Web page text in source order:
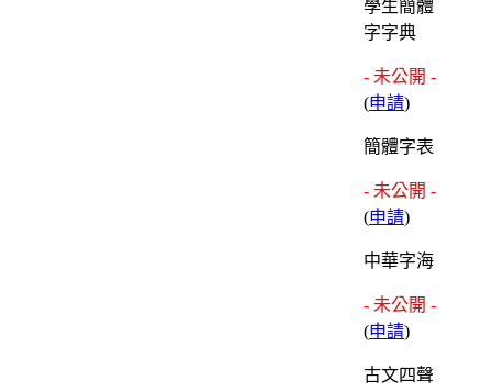
學生簡體
字字典
- 未公開 -
(申請)
簡體字表
- 未公開 -
(申請)
中華字海
- 未公開 -
(申請)
古文四聲